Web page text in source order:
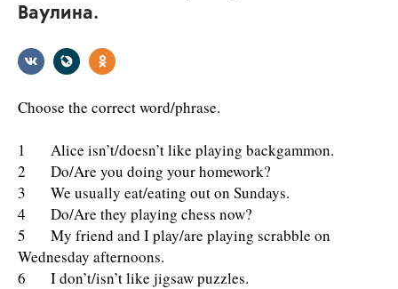
Ваулина.
Choose the correct word/phrase.
1 Alice isn’t/doesn’t like playing backgammon.
2 Do/Are you doing your homework?
3 We usually eat/eating out on Sundays.
4 Do/Are they playing chess now?
5 My friend and I play/are playing scrabble on
Wednesday afternoons.
6 I don’t/isn’t like jigsaw puzzles.